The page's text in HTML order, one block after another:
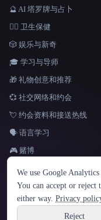
语言
English español
Hindi
🔮 AI 塔罗牌与占卜
👩‍⚕️ 卫生保健
🎲 娱乐与新奇
🎓 学习与导师
🎁 礼物创意和推荐
💞 社交网络和约会
💘 约会资料和接送热线
🗣️ 语言学习
🎮 赌博
Site
© 2026 That AI Collection. 保
Built with Metatron ★
We use Google
You can accept or reject
either way. Privacy
Reject